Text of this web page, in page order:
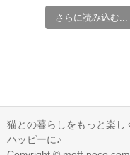
さらに読み込む...
猫との暮らしをもっと楽し
ハッピーに♪